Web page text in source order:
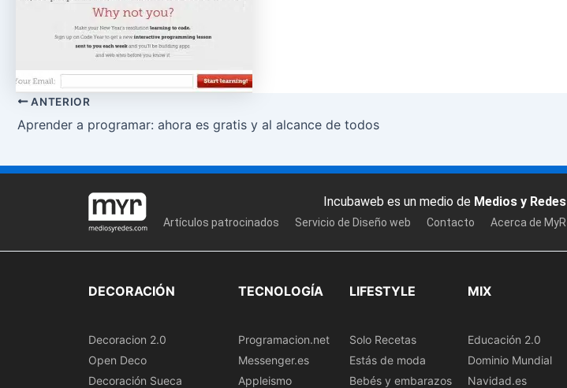
ANTERIOR
Aprender a programar: ahora es gratis y al alcance de todos
Incubaweb es un medio de Medios y Redes
Artículos patrocinados Servicio de Diseño web Contacto Acerca de MyR
DECORACIÓN
Decoracion 2.0
Open Deco
Decoración Sueca
TECNOLOGÍA
Programacion.net
Messenger.es
Appleismo
LIFESTYLE
Solo Recetas
Estás de moda
Bebés y embarazos
MIX
Educación 2.0
Dominio Mundial
Navidad.es